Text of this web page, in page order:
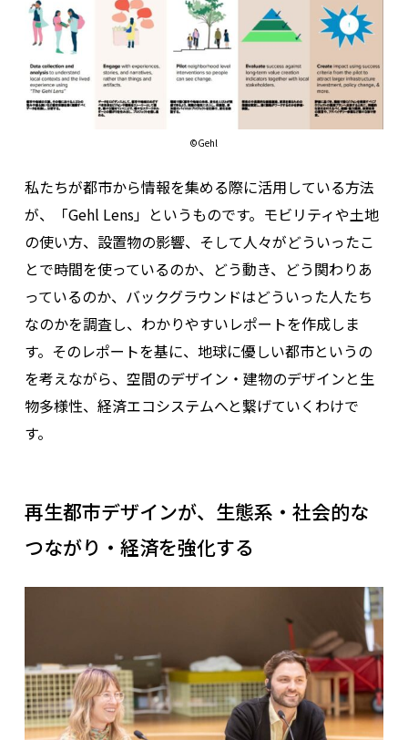
©Gehl
私たちが都市から情報を集める際に活用している方法
が、「Gehl Lens」というものです。モビリティや土地
の使い方、設置物の影響、そして人々がどういったこ
とで時間を使っているのか、どう動き、どう関わりあ
っているのか、バックグラウンドはどういった人たち
なのかを調査し、わかりやすいレポートを作成しま
す。そのレポートを基に、地球に優しい都市というの
を考えながら、空間のデザイン・建物のデザインと生
物多様性、経済エコシステムへと繋げていくわけで
す。
再生都市デザインが、生態系・社会的な
つながり・経済を強化する